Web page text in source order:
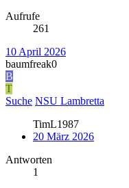
Aufrufe
261
10 April 2026
baumfreak0
B
T
Suche NSU Lambretta
TimL1987
20 März 2026
Antworten
1